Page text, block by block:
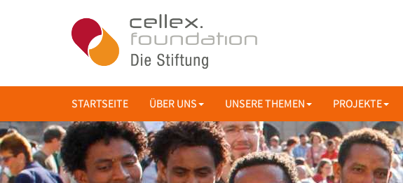
STARTSEITE ÜBER UNS UNSERE THEMEN PROJEKTE